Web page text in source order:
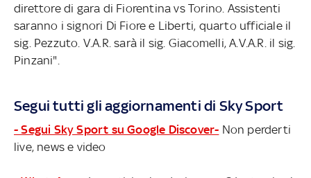
direttore di gara di Fiorentina vs Torino. Assistenti
saranno i signori Di Fiore e Liberti, quarto ufficiale il
sig. Pezzuto. V.A.R. sarà il sig. Giacomelli, A.V.A.R. il sig.
Pinzani".
Segui tutti gli aggiornamenti di Sky Sport
- Segui Sky Sport su Google Discover- Non perderti
live, news e video